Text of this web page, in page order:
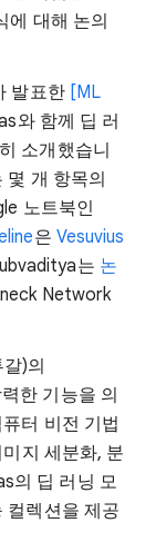
에 대해 논의
발표한 [ML
와 함께 딥 러
소개했습니
몇 개 항목의
노트북인
은 Vesuvius
는 논
Network
)의
한 기능을 의
터 비전 기법
지 세분화, 분
의 딥 러닝 모
컬렉션을 제공